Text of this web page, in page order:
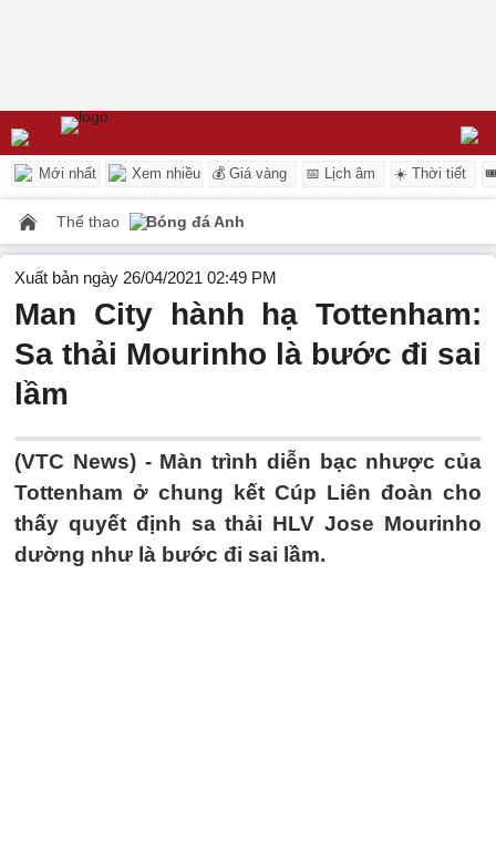
Mới nhất Xem nhiều 💰 Giá vàng 📅 Lịch âm ☀️ Thời tiết
Thể thao Bóng đá Anh
Xuất bản ngày 26/04/2021 02:49 PM
Man City hành hạ Tottenham:
Sa thải Mourinho là bước đi sai
lầm
(VTC News) - Màn trình diễn bạc nhược của
Tottenham ở chung kết Cúp Liên đoàn cho
thấy quyết định sa thải HLV Jose Mourinho
dường như là bước đi sai lầm.